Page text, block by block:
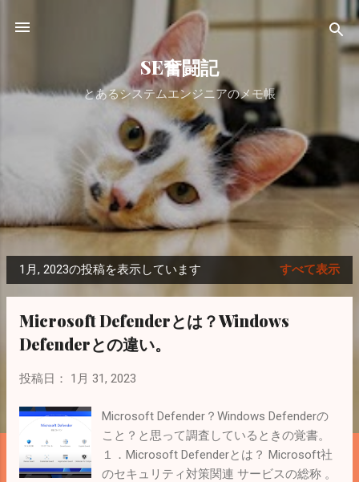
スキップしてメイン コンテンツに移動
SE奮闘記
とあるシステムエンジニアのメモ帳
投
1月, 2023の投稿を表示しています すべて表示
Microsoft Defenderとは？Windows
Defenderとの違い。
投稿日： 1月 31, 2023
Microsoft Defender？Windows Defenderの
こと？と思って調査しているときの覚書。
１．Microsoft Defenderとは？ Microsoft社
のセキュリティ対策関連 サービスの総称 。